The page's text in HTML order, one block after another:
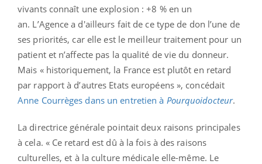
vivants connaît une explosion : +8 % en un
an. L’Agence a d'ailleurs fait de ce type de don l’une de
ses priorités, car elle est le meilleur traitement pour un
patient et n’affecte pas la qualité de vie du donneur.
Mais « historiquement, la France est plutôt en retard
par rapport à d’autres Etats européens », concédait
Anne Courrèges dans un entretien à Pourquoidocteur.
La directrice générale pointait deux raisons principales
à cela. « Ce retard est dû à la fois à des raisons
culturelles, et à la culture médicale elle-même. Le